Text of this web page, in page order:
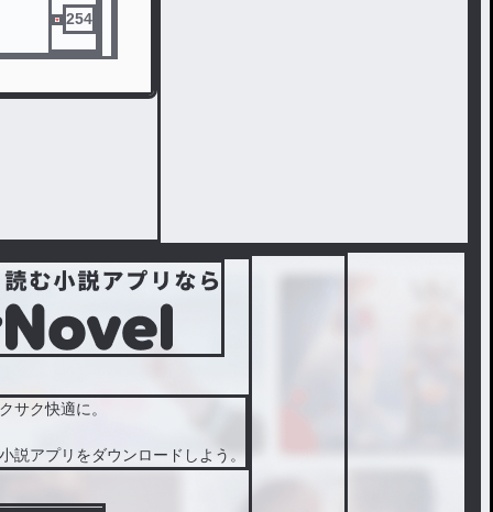
254
サク快適に。
説アプリをダウンロードしよう。